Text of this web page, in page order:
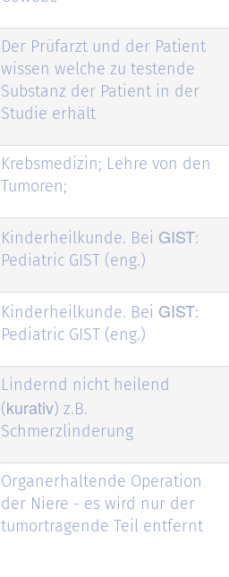
Der Prüfarzt und der Patient
wissen welche zu testende
Substanz der Patient in der
Studie erhält
Krebsmedizin; Lehre von den
Tumoren;
Kinderheilkunde. Bei GIST:
Pediatric GIST (eng.)
Kinderheilkunde. Bei GIST:
Pediatric GIST (eng.)
Lindernd nicht heilend
(kurativ) z.B.
Schmerzlinderung
Organerhaltende Operation
der Niere - es wird nur der
tumortragende Teil entfernt